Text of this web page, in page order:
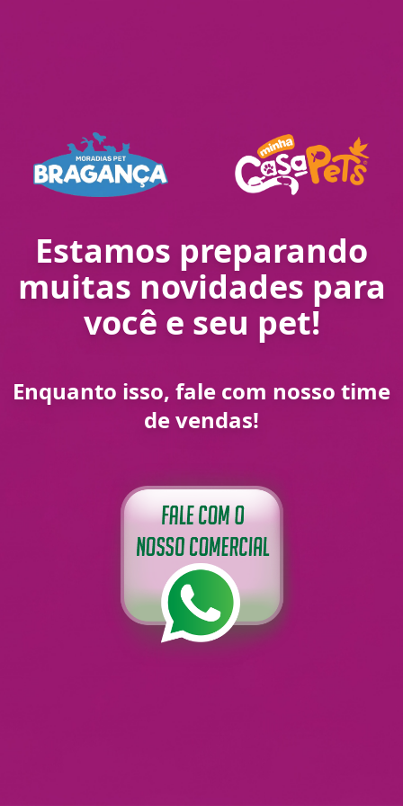
Estamos preparando
muitas novidades para
você e seu pet!
Enquanto isso, fale com nosso time
de vendas!